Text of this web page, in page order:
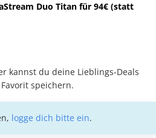
Duo Titan für 94€ (statt
kannst du deine Lieblings-Deals
speichern.
logge dich bitte ein.